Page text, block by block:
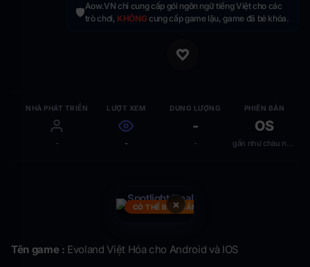
🛡️Aow.VN chỉ cung cấp gói ngôn ngữ tiếng Việt cho các
trò chơi, KHÔNGcung cấp game lậu, game đã bẻ khóa.
NHÀ PHÁT TRIỂN
-
LƯỢT XEM
-
DUNG LƯỢNG
-
-
PHIÊN BẢN
OS
gần như cháu nào cũng chơi được ( 2.2 tr
×
CÓ THỂ BẠN CẦN
Tên game : Evoland Việt Hóa cho Android và IOS